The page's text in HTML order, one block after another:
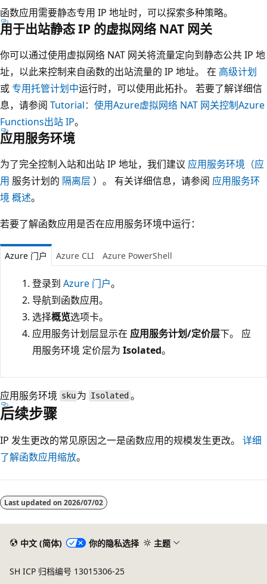
函数应用需要静态专用 IP 地址时，可以探索多种策略。
用于出站静态 IP 的虚拟网络 NAT 网关
你可以通过使用虚拟网络 NAT 网关将流量定向到静态公共 IP 地
址，以此来控制来自函数的出站流量的 IP 地址。 在 高级计划
或专用托管计划中运行时，可以使用此拓扑。 若要了解详细信
息，请参阅 Tutorial：使用Azure虚拟网络 NAT 网关控制Azure
Functions出站 IP。
应用服务环境
为了完全控制入站和出站 IP 地址，我们建议 应用服务环境（应
用 服务计划的 隔离层 ）。 有关详细信息，请参阅 应用服务环
境 概述。
若要了解函数应用是否在应用服务环境中运行：
Azure 门户 Azure CLI Azure PowerShell
登录到 Azure 门户。
导航到函数应用。
选择概览选项卡。
应用服务计划层显示在 应用服务计划/定价层下。 应
用服务环境 定价层为 Isolated。
应用服务环境 sku 为 Isolated 。
后续步骤
IP 发生更改的常见原因之一是函数应用的规模发生更改。 详细
了解函数应用缩放。
Last updated on 2026/07/02
中文 (简体) 你的隐私选择 主题
SH ICP 归档编号 13015306-25